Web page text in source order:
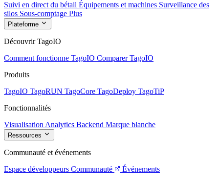
Suivi en direct du bétail Équipements et machines Surveillance des
silos Sous-comptage Plus
Plateforme
Découvrir TagoIO
Comment fonctionne TagoIO Comparer TagoIO
Produits
TagoIO TagoRUN TagoCore TagoDeploy TagoTiP
Fonctionnalités
Visualisation Analytics Backend Marque blanche
Ressources
Communauté et événements
Espace développeurs Communauté
Événements